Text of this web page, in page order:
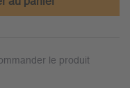
le produit